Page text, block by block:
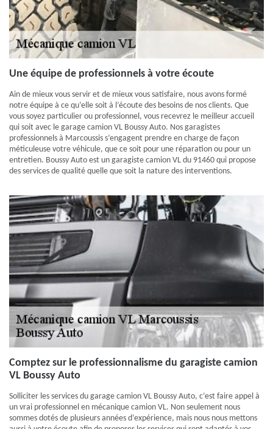
Une équipe de professionnels à votre écoute
Ain de mieux vous servir et de mieux vous satisfaire, nous avons formé
notre équipe à ce qu’elle soit à l’écoute des besoins de nos clients. Que
vous soyez particulier ou professionnel, vous recevrez le meilleur accueil
qui soit avec le garage camion VL Boussy Auto. Nos garagistes
professionnels à Marcoussis s’engagent prendre en charge de façon
méticuleuse votre véhicule, que ce soit pour une réparation ou pour un
entretien. Boussy Auto est un garagiste camion VL du 91460 qui propose
des services de qualité quelle que soit la nature des interventions.
Comptez sur le professionnalisme du garagiste camion
VL Boussy Auto
Solliciter les services du garage camion VL Boussy Auto, c’est faire appel à
un vrai professionnel en mécanique camion VL. Non seulement nous
sommes dotés de plusieurs années d’expérience, mais nous nous mettons